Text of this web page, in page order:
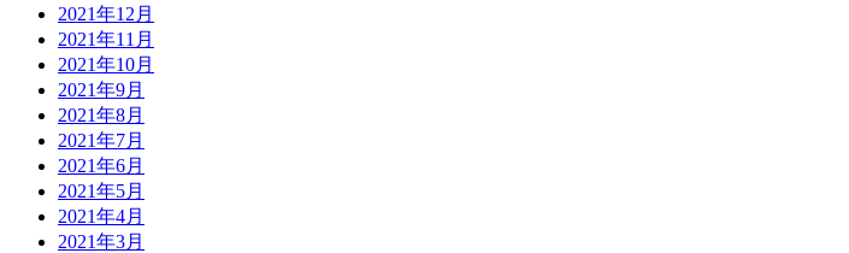
2021年12月
2021年11月
2021年10月
2021年9月
2021年8月
2021年7月
2021年6月
2021年5月
2021年4月
2021年3月